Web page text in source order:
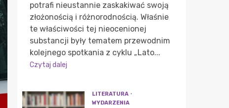
potrafi nieustannie zaskakiwać swoją
złożonością i różnorodnością. Właśnie
te właściwości tej nieocenionej
substancji były tematem przewodnim
kolejnego spotkania z cyklu „Lato...
Czytaj dalej
LITERATURA
WYDARZENIA